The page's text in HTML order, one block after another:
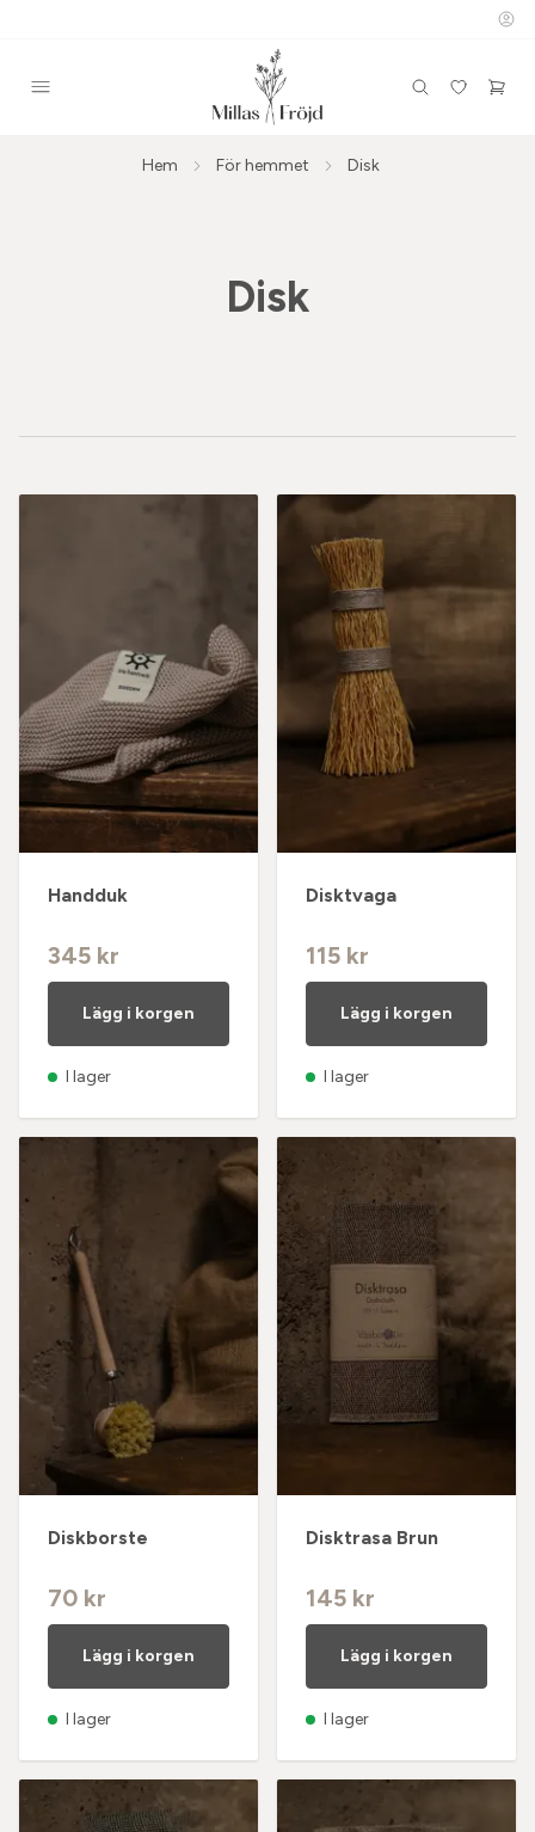
Hem För hemmet Disk
Disk
Handduk
345 kr
Lägg i korgen
I lager
Disktvaga
115 kr
Lägg i korgen
I lager
Diskborste
70 kr
Lägg i korgen
I lager
Disktrasa Brun
145 kr
Lägg i korgen
I lager